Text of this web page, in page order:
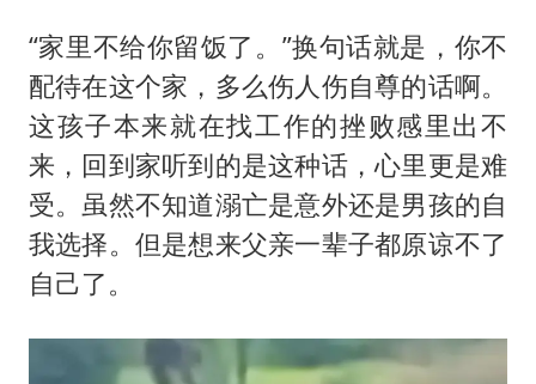
“家里不给你留饭了。”换句话就是，你不
配待在这个家，多么伤人伤自尊的话啊。
这孩子本来就在找工作的挫败感里出不
来，回到家听到的是这种话，心里更是难
受。虽然不知道溺亡是意外还是男孩的自
我选择。但是想来父亲一辈子都原谅不了
自己了。